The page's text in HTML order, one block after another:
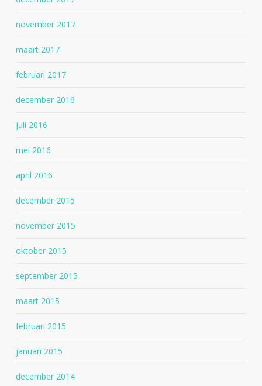
november 2017
maart 2017
februari 2017
december 2016
juli 2016
mei 2016
april 2016
december 2015
november 2015
oktober 2015
september 2015
maart 2015
februari 2015
januari 2015
december 2014